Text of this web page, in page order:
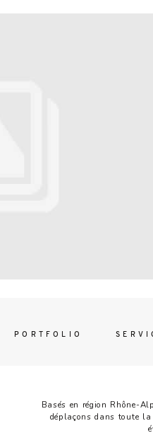
PORTFOLIO
Basés en région Rhône-
déplaçons dans toute la